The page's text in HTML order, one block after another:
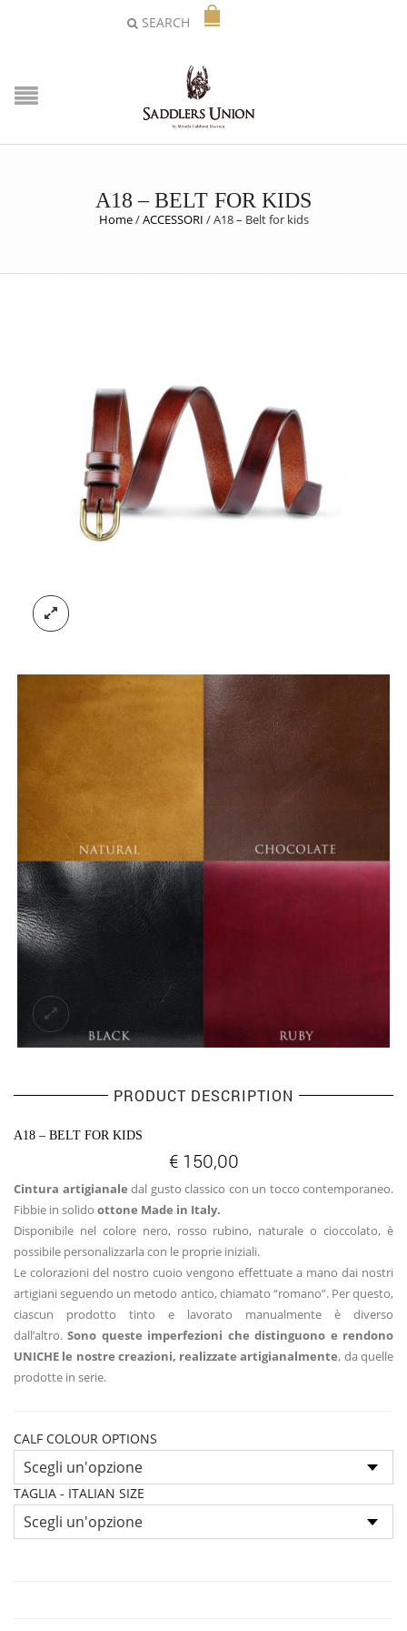
SEARCH
A18 – BELT FOR KIDS
Home/ACCESSORI /A18 – Belt for kids
PRODUCT DESCRIPTION
A18 – BELT FOR KIDS
€150,00
Cintura artigianale dal gusto classico con un tocco contemporaneo.
Fibbie in solido ottone Made in Italy.
Disponibile nel colore nero, rosso rubino, naturale o cioccolato, è
possibile personalizzarla con le proprie iniziali.
Le colorazioni del nostro cuoio vengono effettuate a mano dai nostri
artigiani seguendo un metodo antico, chiamato “romano”. Per questo,
ciascun prodotto tinto e lavorato manualmente è diverso
dall’altro.Sono queste imperfezioni che distinguono e rendono
UNICHE le nostre creazioni, realizzate artigianalmente, da quelle
prodotte in serie.
CALF COLOUR OPTIONS
TAGLIA - ITALIAN SIZE